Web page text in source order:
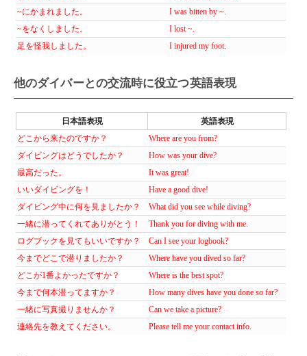
~にかまれました。
I was bitten by ~.
~をなくしました。
I lost ~.
足を怪我しました。
I injured my foot.
他のダイバーとの交流時に役立つ英語表現
日本語表現
英語表現
どこから来たのですか？
Where are you from?
ダイビングはどうでしたか？
How was your dive?
最高だった。
It was great!
いいダイビングを！
Have a good dive!
ダイビング中に何を見ましたか？
What did you see while diving?
一緒に潜ってくれてありがとう！
Thank you for diving with me.
ログブックを見てもいいですか？
Can I see your logbook?
今までどこで潜りましたか？
Where have you dived so far?
どこが1番よかったですか？
Where is the best spot?
今まで何本潜ってますか？
How many dives have you done so far?
一緒に写真撮りませんか？
Can we take a picture?
連絡先を教えてください。
Please tell me your contact info.